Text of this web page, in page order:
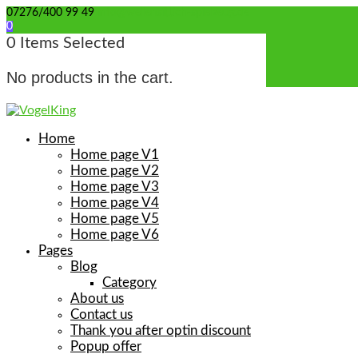
07276/400 99 49
0
0 Items Selected
No products in the cart.
Home
Home page V1
Home page V2
Home page V3
Home page V4
Home page V5
Home page V6
Pages
Blog
Category
About us
Contact us
Thank you after optin discount
Popup offer